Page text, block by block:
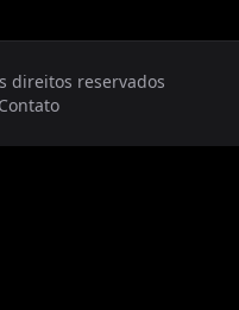
direitos reservados
Contato